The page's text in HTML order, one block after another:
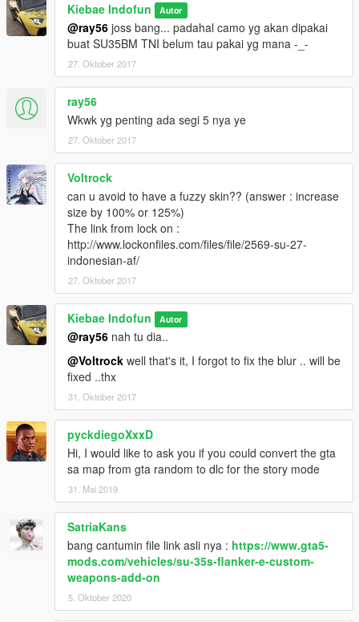
Kiebae Indofun Autor
@ray56 joss bang... padahal camo yg akan dipakai
buat SU35BM TNI belum tau pakai yg mana -_-
27. Oktober 2017
ray56
Wkwk yg penting ada segi 5 nya ye
27. Oktober 2017
Voltrock
can u avoid to have a fuzzy skin?? (answer : increase
size by 100% or 125%)
The link from lock on :
http://www.lockonfiles.com/files/file/2569-su-27-
indonesian-af/
27. Oktober 2017
Kiebae Indofun Autor
@ray56 nah tu dia..
@Voltrock well that's it, I forgot to fix the blur .. will be
fixed ..thx
31. Oktober 2017
pyckdiegoXxxD
Hi, I would like to ask you if you could convert the gta
sa map from gta random to dlc for the story mode
31. Mai 2019
SatriaKans
bang cantumin file link asli nya : https://www.gta5-
mods.com/vehicles/su-35s-flanker-e-custom-
weapons-add-on
5. Oktober 2020